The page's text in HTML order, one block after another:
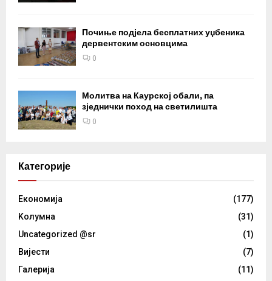
Почиње подјела бесплатних уџбеника
дервентским основцима
0
Молитва на Каурској обали, па
зједнички поход на светилишта
0
Категорије
Eкономија
(177)
Kолумнa
(31)
Uncategorized @sr
(1)
Вијести
(7)
Галерија
(11)